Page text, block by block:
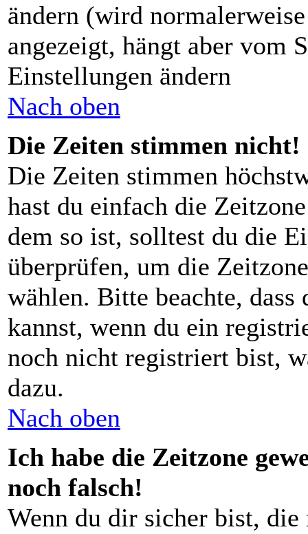
ändern (wird
angezeigt, hängt aber vom
Einstellungen ändern
Nach oben
Die Zeiten stimmen nicht!
Die Zeiten stimmen
hast du einfach die
dem so ist, solltest du die
überprüfen, um die
wählen. Bitte beachte,
kannst, wenn du ein
noch nicht registriert bist,
dazu.
Nach oben
Ich habe die Zeitzone
noch falsch!
Wenn du dir sicher bist,